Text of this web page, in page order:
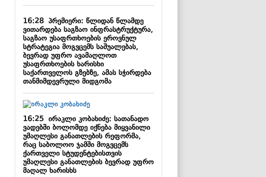
16:28პრემიერი: წლიდან წლამდე
ვითარდება საგზაო ინფრასტრუქტურა,
საგზაო უსაფრთხოების ეროვნულ
სტრატეგია მოგვცემს საშუალებას,
ბევრად უფრო ავამაღლოთ
უსაფრთხოების ხარისხი
საქართველოს გზებზე, ამას სჭირდება
თანმიმდევრული მიდგომა
16:25ირაკლი კობახიძე: სათანადო
ვადებში ბოლომდე იქნება მიყვანილი
უმაღლესი განათლების რეფორმა,
რაც საბოლოო ჯამში მოგვცემს
ქართველი სტუდენტებისთვის
უმაღლესი განათლების ბევრად უფრო
მაღალ ხარისხს